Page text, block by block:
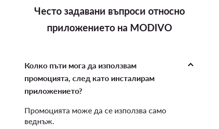
Често задавани въпроси относно
приложението на MODIVO
Колко пъти мога да използвам
промоцията, след като инсталирам
приложението?
Промоцията може да се използва само
веднъж.